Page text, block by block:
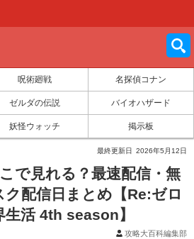
呪術廻戦 名探偵コナン
ゼルダの伝説 バイオハザード
妖怪ウォッチ 掲示板
最終更新日 2026年5月12日
で見れる？最速配信・無
配信日まとめ【Re:ゼロ
活 4th season】
攻略大百科編集部